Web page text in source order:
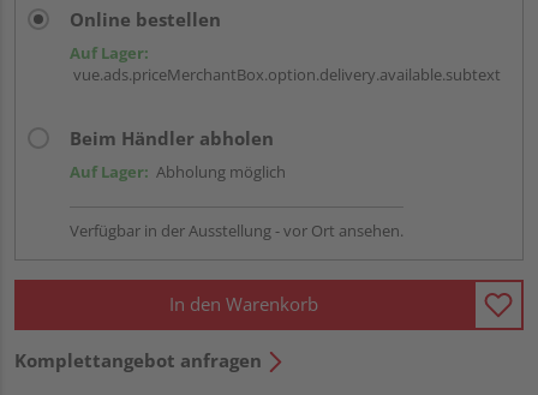
Online bestellen
Auf Lager:
vue.ads.priceMerchantBox.option.delivery.available.subtext
Beim Händler abholen
Auf Lager: Abholung möglich
Verfügbar in der Ausstellung - vor Ort ansehen.
In den Warenkorb
Komplettangebot anfragen